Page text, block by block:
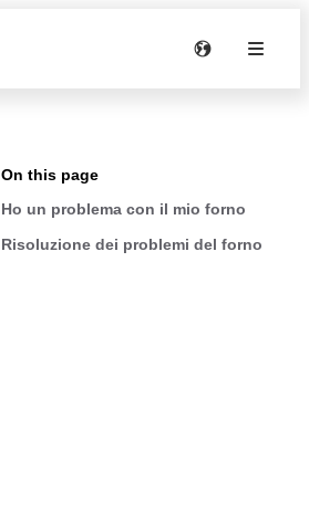
On this page
Ho un problema con il mio forno
Risoluzione dei problemi del forno